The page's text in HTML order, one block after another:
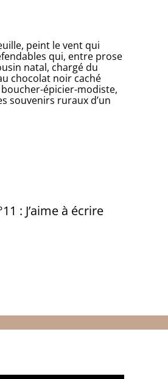
peint le vent qui
qui, entre prose
natal, chargé du
chocolat noir caché
épicier-modiste,
souvenirs ruraux d’un
: J’aime à écrire